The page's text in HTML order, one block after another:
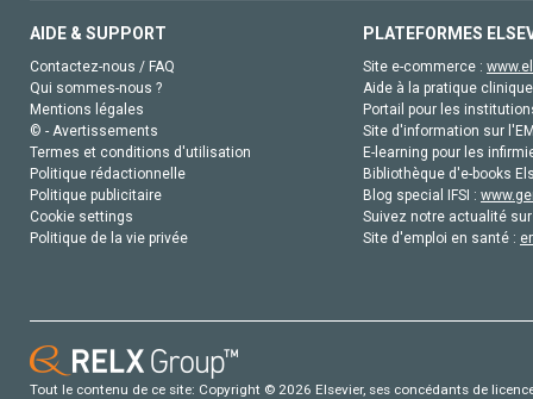
AIDE & SUPPORT
Contactez-nous / FAQ
Qui sommes-nous ?
Mentions légales
© - Avertissements
Termes et conditions d'utilisation
Politique rédactionnelle
Politique publicitaire
Cookie settings
Politique de la vie privée
PLATEFORMES
Site e-commerce :
Aide à la pratique
Portail pour les
Site d'information sur
E-learning pour les
Bibliothèque d'e-books
Blog special IFSI :
Suivez notre actualité
Site d'emploi en santé :
Tout le contenu de ce site: Copyright © 2026 Elsevier, ses concédants de